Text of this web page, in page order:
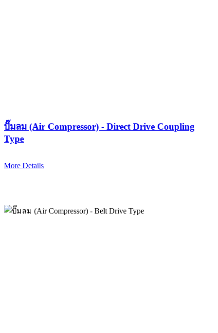
ปั๊มลม (Air Compressor) - Direct Drive Coupling
Type
More Details